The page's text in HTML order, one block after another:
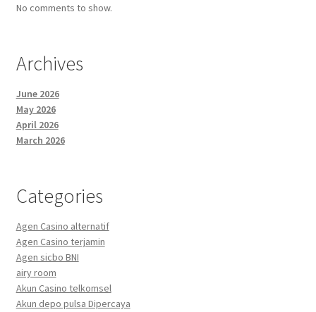
No comments to show.
Archives
June 2026
May 2026
April 2026
March 2026
Categories
Agen Casino alternatif
Agen Casino terjamin
Agen sicbo BNI
airy room
Akun Casino telkomsel
Akun depo pulsa Dipercaya